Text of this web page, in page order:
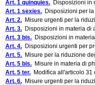
Art. 1 quinquies. Disposizioni in
Art. 1 sexies. Disposizioni per
Art. 2. Misure urgenti per la
Art. 3. Disposizioni in materia di
Art. 3 bis. Disposizioni in
Art. 4. Disposizioni urgenti per
Art. 5. Misure per la riduzione
Art. 5 bis. Misure in materia di
Art. 5 ter. Modifica all'articolo 31
Art. 6. Misure urgenti per la